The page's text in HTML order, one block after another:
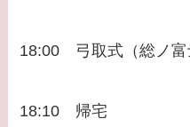
18:00 弓取式（総ノ富
18:10 帰宅